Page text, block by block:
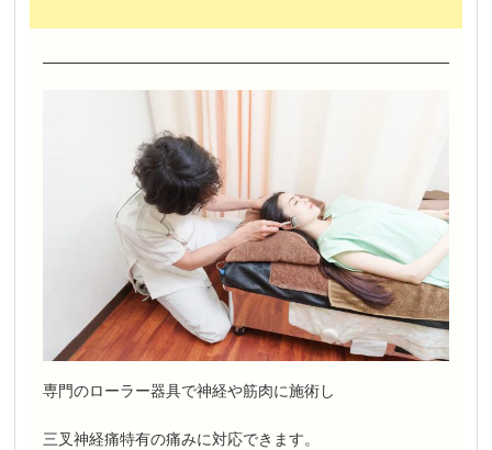
専門のローラー器具で神経や筋肉に施術し
三叉神経痛特有の痛みに対応できます。